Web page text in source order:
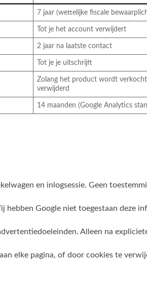
7 jaar (wettelijke fiscale
Tot je het account verwijdert
2 jaar na laatste contact
Tot je je uitschrijft
Zolang het product wordt
verwijderd
14 maanden (Google Analytics
en inlogsessie. Geen
hebben Google niet toegestaan deze
Alleen na
elke pagina, of door cookies te